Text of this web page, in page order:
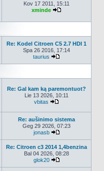
Kov 17 2011, 15:11
xminde
Re: Kodel Citroen C5 2.7 HDI 1
Spa 26 2016, 17:14
taurius
Re: Gal kam ką paremontuot?
Lie 13 2026, 10:11
vbitas
Re: aušinimo sistema
Geg 29 2026, 07:23
jonasb
Re: Citroen c3 2014 1,4benzina
Bal 04 2026, 08:28
glok20